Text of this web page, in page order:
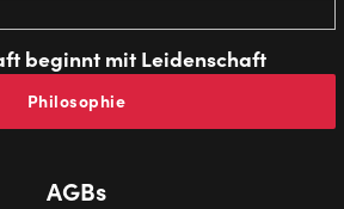
beginnt mit Leidenschaft
Philosophie
AGBs